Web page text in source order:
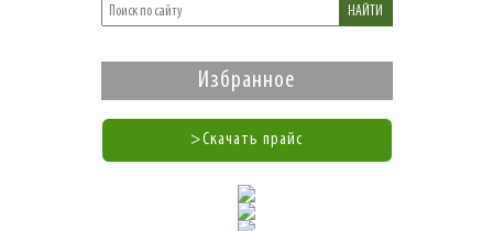
НАЙТИ
Избранное
>Скачать прайс